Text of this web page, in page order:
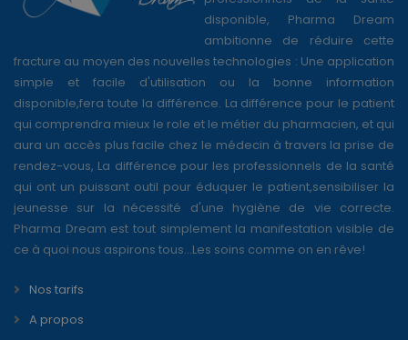
disponible, Pharma Dream
ambitionne de réduire cette
fracture au moyen des nouvelles technologies : Une application
simple et facile d'utilisation ou la bonne information
disponible,fera toute la différence. La différence pour le patient
qui comprendra mieux le role et le métier du pharmacien, et qui
aura un accès plus facile chez le médecin à travers la prise de
rendez-vous, La différence pour les professionnels de la santé
qui ont un puissant outil pour éduquer le patient,sensibiliser la
jeunesse sur la nécessité d'une hygiène de vie correcte.
Pharma Dream est tout simplement la manifestation visible de
ce à quoi nous aspirons tous...Les soins comme on en rêve!
Nos tarifs
A propos